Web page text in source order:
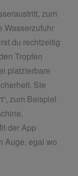
zum
Wasserzufuhr
du rechtzeitig
Tropfen
platzierbare
Sie
zum Beispiel
der App
Auge, egal wo